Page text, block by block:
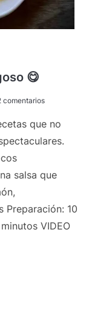
😋
comentarios
que no
salsa que
10
VIDEO